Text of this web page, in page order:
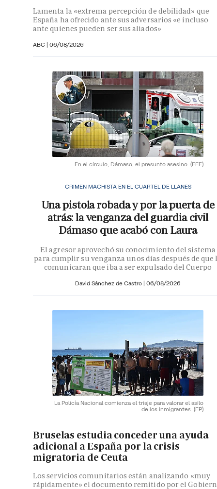
Lamenta la «extrema percepción de debilidad» que
España ha ofrecido ante sus adversarios «e incluso
ante quienes pueden ser sus aliados»
ABC | 06/08/2026
En el círculo, Dámaso, el presunto asesino. (EFE)
CRIMEN MACHISTA EN EL CUARTEL DE LLANES
Una pistola robada y por la puerta de
atrás: la venganza del guardia civil
Dámaso que acabó con Laura
El agresor aprovechó su conocimiento del sistema
para cumplir su venganza unos días después de que
comunicaran que iba a ser expulsado del Cuerpo
David Sánchez de Castro | 06/08/2026
La Policía Nacional comienza el triaje para valorar el asilo
de los inmigrantes. (EP)
Bruselas estudia conceder una ayuda
adicional a España por la crisis
migratoria de Ceuta
Los servicios comunitarios están analizando «muy
rápidamente» el documento remitido por el